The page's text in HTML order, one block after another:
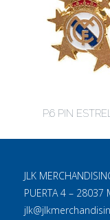
P.6 PIN
JLK
PUERTA 4 – 28037